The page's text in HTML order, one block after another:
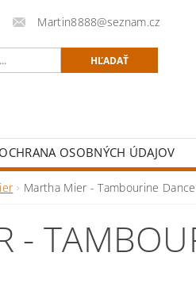
Martin8888@seznam.cz
OCHRANA OSOBNÝCH ÚDAJOV
Martha Mier - Tambourine Dance
-